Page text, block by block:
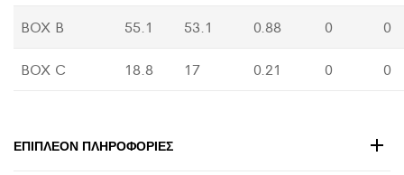
BOX B 55.1 53.1 0.88 0 0
BOX C 18.8 17 0.21 0 0
ΕΠΙΠΛΈΟΝ ΠΛΗΡΟΦΟΡΊΕΣ